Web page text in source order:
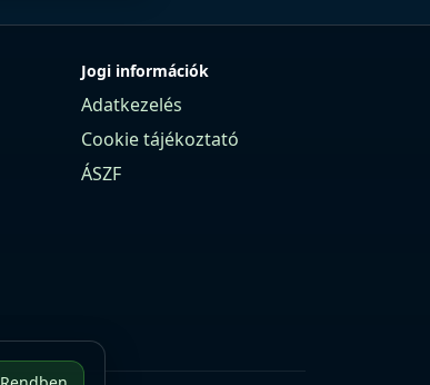
Jogi információk
Adatkezelés
Cookie tájékoztató
ÁSZF